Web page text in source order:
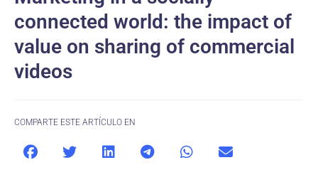
connected world: the impact of
value on sharing of commercial
videos
COMPARTE ESTE ARTÍCULO EN